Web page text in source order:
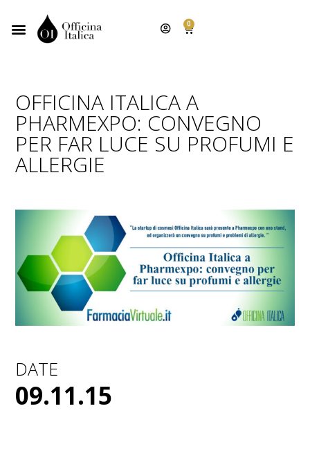
0
OFFICINA ITALICA A
PHARMEXPO: CONVEGNO
PER FAR LUCE SU PROFUMI E
ALLERGIE
DATE
09.11.15